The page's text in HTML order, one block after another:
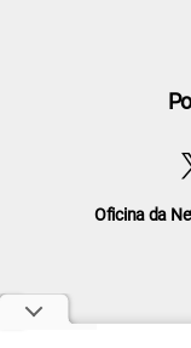
Oficina da